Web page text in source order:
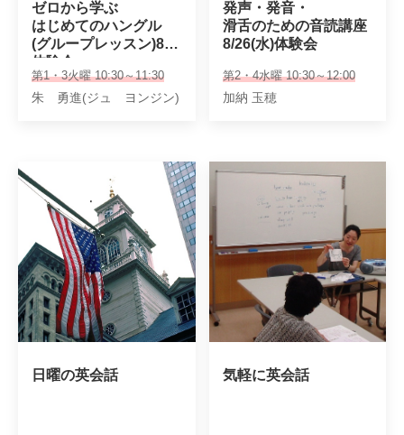
ゼロから学ぶ
はじめてのハングル
(グループレッスン)8/4
体験会
第1・3火曜 10:30～11:30
朱 勇進(ジュ ヨンジン)
発声・発音・
滑舌のための音読講座
8/26(水)体験会
第2・4水曜 10:30～12:00
加納 玉穂
日曜の英会話 気軽に英会話